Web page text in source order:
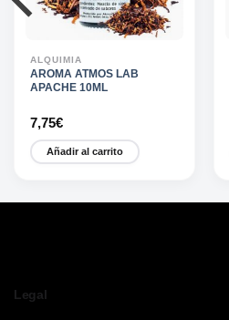
ALQUIMIA
AROMA ATMOS LAB
APACHE 10ML
7,75€
Añadir al carrito
Legal